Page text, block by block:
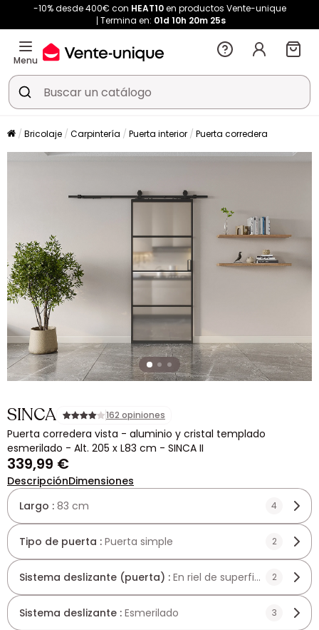
-10% desde 400€ con HEAT10en productos Vente-unique
Termina en: 01d 10h 20m 24s
Menu
Bricolaje Carpintería Puerta interior Puerta corredera
SINCA 162 opiniones
Puerta corredera vista - aluminio y cristal templado
esmerilado - Alt. 205 x L83 cm - SINCA II
339,99 €
DescripciónDimensiones
Largo : 83 cm 4
Tipo de puerta : Puerta simple 2
Sistema deslizante (puerta) : En riel de superficie 2
Sistema deslizante : Esmerilado 3